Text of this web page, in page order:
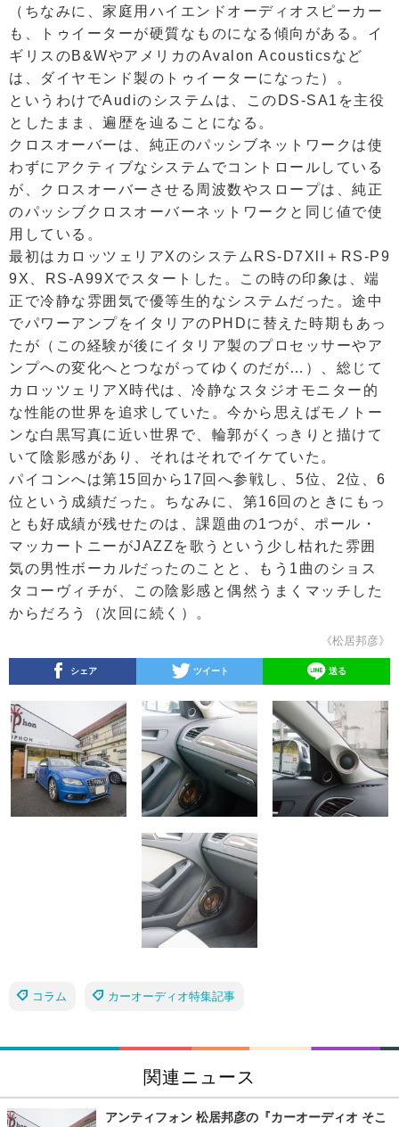
（ちなみに、家庭用ハイエンドオーディオスピーカー
も、トゥイーターが硬質なものになる傾向がある。イ
ギリスのB&WやアメリカのAvalon Acousticsなど
は、ダイヤモンド製のトゥイーターになった）。
というわけでAudiのシステムは、このDS-SA1を主役
としたまま、遍歴を辿ることになる。
クロスオーバーは、純正のパッシブネットワークは使
わずにアクティブなシステムでコントロールしている
が、クロスオーバーさせる周波数やスロープは、純正
のパッシブクロスオーバーネットワークと同じ値で使
用している。
最初はカロッツェリアXのシステムRS-D7Xll＋RS-P9
9X、RS-A99Xでスタートした。この時の印象は、端
正で冷静な雰囲気で優等生的なシステムだった。途中
でパワーアンプをイタリアのPHDに替えた時期もあっ
たが（この経験が後にイタリア製のプロセッサーやア
ンプへの変化へとつながってゆくのだが…）、総じて
カロッツェリアX時代は、冷静なスタジオモニター的
な性能の世界を追求していた。今から思えばモノトー
ンな白黒写真に近い世界で、輪郭がくっきりと描けて
いて陰影感があり、それはそれでイケていた。
パイコンへは第15回から17回へ参戦し、5位、2位、6
位という成績だった。ちなみに、第16回のときにもっ
とも好成績が残せたのは、課題曲の1つが、ポール・
マッカートニーがJAZZを歌うという少し枯れた雰囲
気の男性ボーカルだったのことと、もう1曲のショス
タコーヴィチが、この陰影感と偶然うまくマッチした
からだろう（次回に続く）。
《松居邦彦》
シェア ツイート 送る
コラム カーオーディオ特集記事
関連ニュース
アンティフォン 松居邦彦の『カーオーディオ そこ